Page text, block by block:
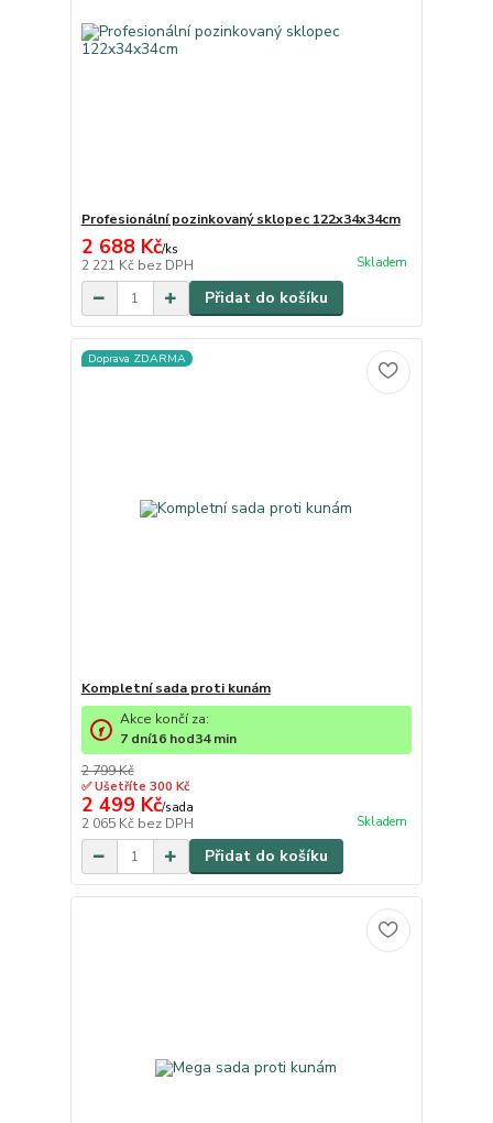
Profesionální pozinkovaný sklopec 122x34x34cm
2 688 Kč/ks
2 221 Kč bez DPH Skladem
Přidat do košíku
Doprava ZDARMA
Kompletní sada proti kunám
2 799 Kč
✅ Ušetříte 300 Kč
2 499 Kč/sada
2 065 Kč bez DPH Skladem
Akce končí za:
7 dní16 hod34min
Přidat do košíku